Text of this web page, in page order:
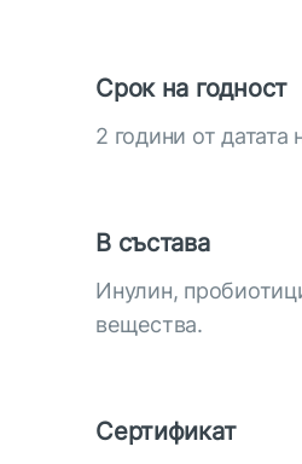
Срок на годност
2 години от датата
В състава
Инулин,
вещества.
Сертификат